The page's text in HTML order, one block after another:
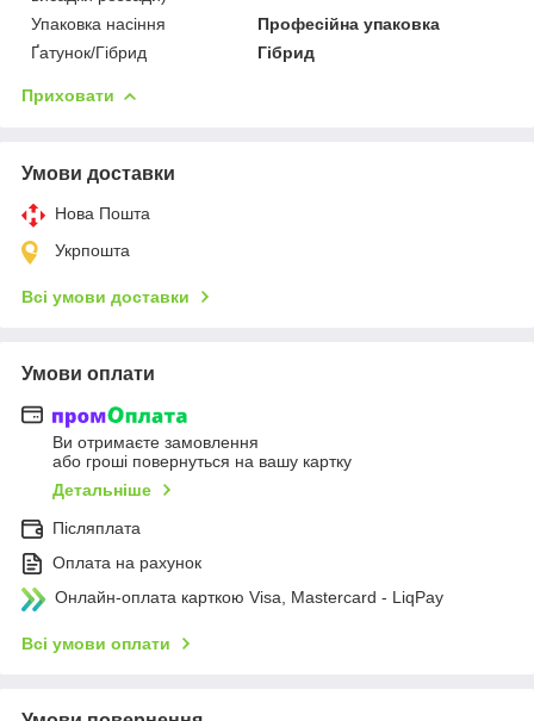
Упаковка насіння
Професійна упаковка
Ґатунок/Гібрид
Гібрид
Приховати
Умови доставки
Нова Пошта
Укрпошта
Всі умови доставки
Умови оплати
Ви отримаєте замовлення
або гроші повернуться на вашу картку
Детальніше
Післяплата
Оплата на рахунок
Онлайн-оплата карткою Visa, Mastercard - LiqPay
Всі умови оплати